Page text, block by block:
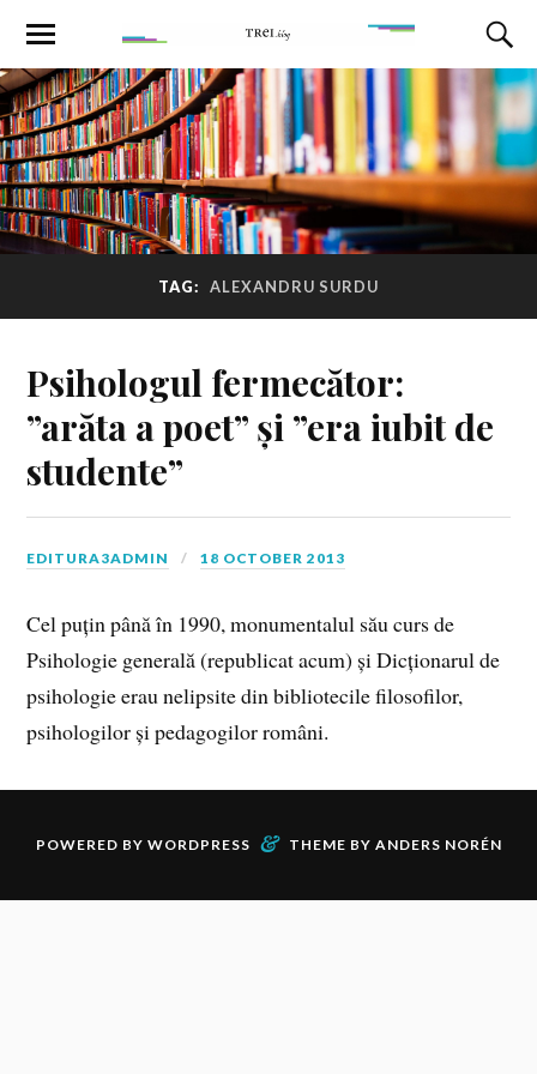
TAG: ALEXANDRU SURDU
Psihologul fermecător:
”arăta a poet” și ”era iubit de
studente”
EDITURA3ADMIN 18 OCTOBER 2013
Cel puțin până în 1990, monumentalul său curs de
Psihologie generală (republicat acum) și Dicționarul de
psihologie erau nelipsite din bibliotecile filosofilor,
psihologilor și pedagogilor români.
POWERED BY WORDPRESS & THEME BY ANDERS NORÉN